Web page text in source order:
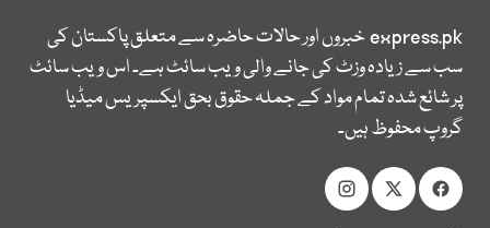
express.pkخبروں اور حالات حاضرہ سے متعلق پاکستان کی
سب سے زیادہ وزٹ کی جانے والی ویب سائٹ ہے۔ اس ویب سائٹ
پر شائع شدہ تمام مواد کے جملہ حقوق بحق ایکسپریس میڈیا
گروپ محفوظ ہیں۔